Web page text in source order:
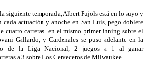
siguiente temporada, Albert Pujols está en lo suyo y
actuación y anoche en San Luis, pego doblete
cuatro carreras en el mismo primer inning sobre el
Gallardo, y Cardenales se puso adelante en la
de la Liga Nacional, 2 juegos a 1 al ganar
a 3 sobre Los Cerveceros de Milwaukee.